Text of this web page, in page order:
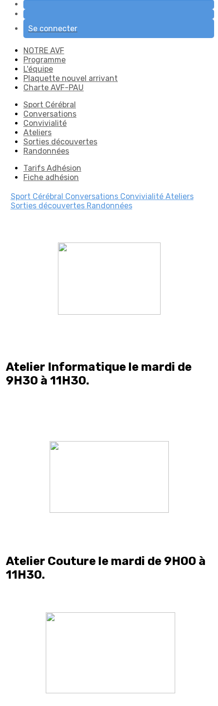
Se connecter
NOTRE AVF
Programme
L'équipe
Plaquette nouvel arrivant
Charte AVF-PAU
Sport Cérébral
Conversations
Convivialité
Ateliers
Sorties découvertes
Randonnées
Tarifs Adhésion
Fiche adhésion
Sport Cérébral Conversations Convivialité Ateliers
Sorties découvertes Randonnées
Atelier Informatique le mardi de
9H30 à 11H30.
Atelier Couture le mardi de 9H00 à
11H30.